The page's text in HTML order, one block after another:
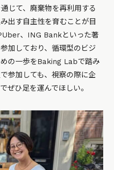
じて、廃棄物を再利用する
出す自主性を育むことが目
、ING Bankといった著
加しており、循環型のビジ
の一歩をBaking Labで踏み
参加しても、視察の際に企
ぜひ足を運んでほしい。